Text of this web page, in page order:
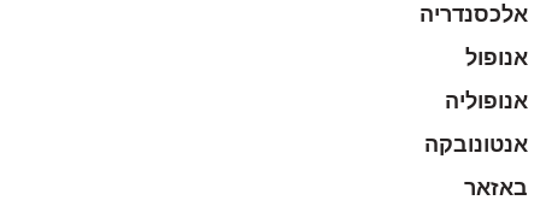
אלכסנדריה
אנופול
אנופוליה
אנטונובקה
באזאר